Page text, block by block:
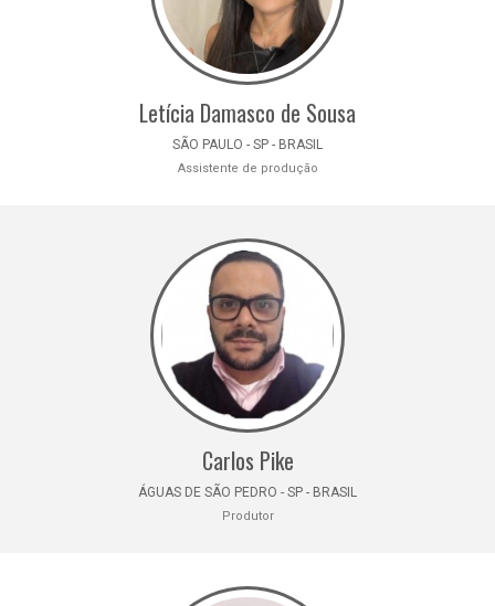
Letícia Damasco de Sousa
SÃO PAULO - SP - BRASIL
Assistente de produção
Carlos Pike
ÁGUAS DE SÃO PEDRO - SP - BRASIL
Produtor